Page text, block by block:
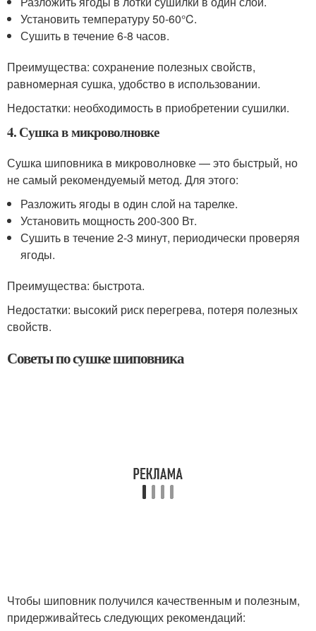
Установить температуру 50-60°C.
Сушить в течение 6-8 часов.
Преимущества: сохранение полезных свойств,
равномерная сушка, удобство в использовании.
Недостатки: необходимость в приобретении сушилки.
4. Сушка в микроволновке
Сушка шиповника в микроволновке — это быстрый, но
не самый рекомендуемый метод. Для этого:
Разложить ягоды в один слой на тарелке.
Установить мощность 200-300 Вт.
Сушить в течение 2-3 минут, периодически проверяя
ягоды.
Преимущества: быстрота.
Недостатки: высокий риск перегрева, потеря полезных
свойств.
Советы по сушке шиповника
Чтобы шиповник получился качественным и полезным,
придерживайтесь следующих рекомендаций: